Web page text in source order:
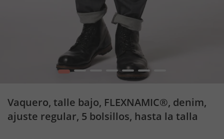
1 5 6
Vaquero, talle bajo, FLEXNAMIC®, denim,
ajuste regular, 5 bolsillos, hasta la talla